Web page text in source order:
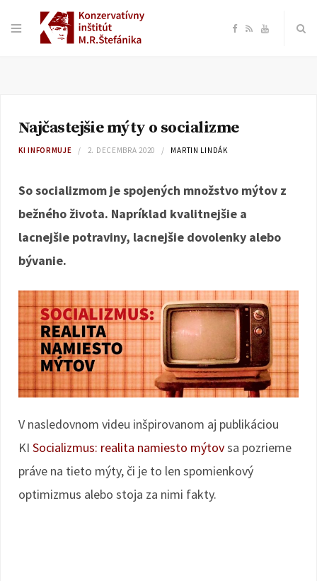
F
e
o
R Y
e
Najčastejšie mýty o socializme
KI INFORMUJE 2. DECEMBRA 2020 MARTIN LINDÁK
So socializmom je spojených množstvo mýtov z
bežného života. Napríklad kvalitnejšie a
lacnejšie potraviny, lacnejšie dovolenky alebo
bývanie.
V nasledovnom videu inšpirovanom aj publikáciou
KI Socializmus: realita namiesto mýtovsa pozrieme
práve na tieto mýty, či je to len spomienkový
optimizmus alebo stoja za nimi fakty.